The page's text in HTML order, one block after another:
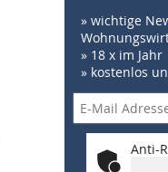
» wichtige
» 18 x im Jahr
» kostenlos
Anti-